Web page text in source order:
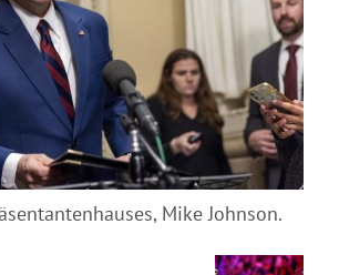
Mike Johnson.